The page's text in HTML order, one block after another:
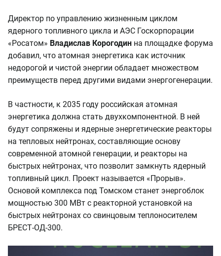
Директор по управлению жизненным циклом
ядерного топливного цикла и АЭС Госкорпорации
«Росатом» Владислав Корогодин на площадке форума
добавил, что атомная энергетика как источник
недорогой и чистой энергии обладает множеством
преимуществ перед другими видами энергогенерации.
В частности, к 2035 году российская атомная
энергетика должна стать двухкомпонентной. В ней
будут сопряжены и ядерные энергетические реакторы
на тепловых нейтронах, составляющие основу
современной атомной генерации, и реакторы на
быстрых нейтронах, что позволит замкнуть ядерный
топливный цикл. Проект называется «Прорыв».
Основой комплекса под Томском станет энергоблок
мощностью 300 МВт с реакторной установкой на
быстрых нейтронах со свинцовым теплоносителем
БРЕСТ-ОД-300.